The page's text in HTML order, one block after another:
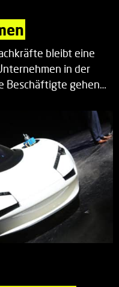
bleibt eine
in der
Beschäftigte gehen…